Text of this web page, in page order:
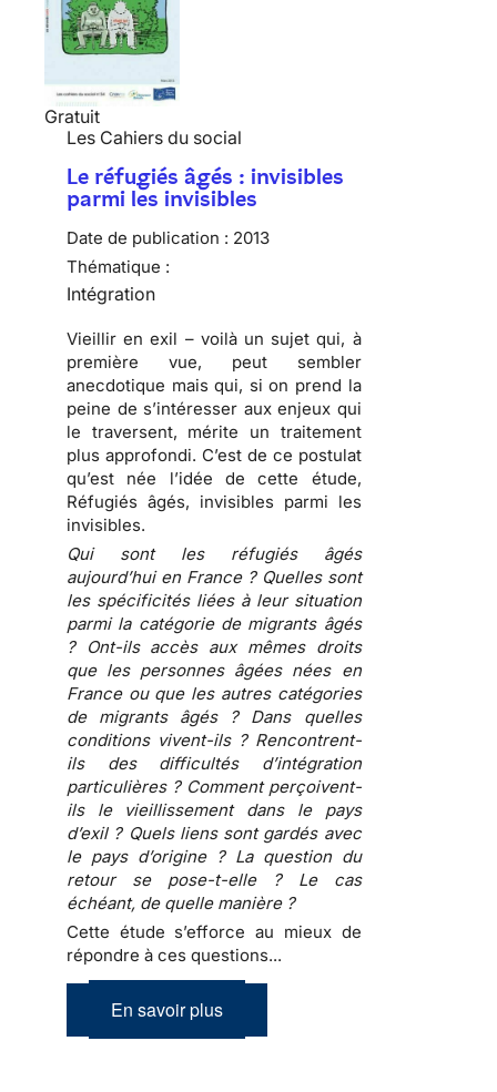
Gratuit
Les Cahiers du social
Le réfugiés âgés : invisibles
parmi les invisibles
Date de publication : 2013
Thématique :
Intégration
Vieillir en exil – voilà un sujet qui, à
première vue, peut sembler
anecdotique mais qui, si on prend la
peine de s’intéresser aux enjeux qui
le traversent, mérite un traitement
plus approfondi. C’est de ce postulat
qu’est née l’idée de cette étude,
Réfugiés âgés, invisibles parmi les
invisibles.
Qui sont les réfugiés âgés
aujourd’hui en France ? Quelles sont
les spécificités liées à leur situation
parmi la catégorie de migrants âgés
? Ont-ils accès aux mêmes droits
que les personnes âgées nées en
France ou que les autres catégories
de migrants âgés ? Dans quelles
conditions vivent-ils ? Rencontrent-
ils des difficultés d’intégration
particulières ? Comment perçoivent-
ils le vieillissement dans le pays
d’exil ? Quels liens sont gardés avec
le pays d’origine ? La question du
retour se pose-t-elle ? Le cas
échéant, de quelle manière ?
Cette étude s’efforce au mieux de
répondre à ces questions...
En savoir plus